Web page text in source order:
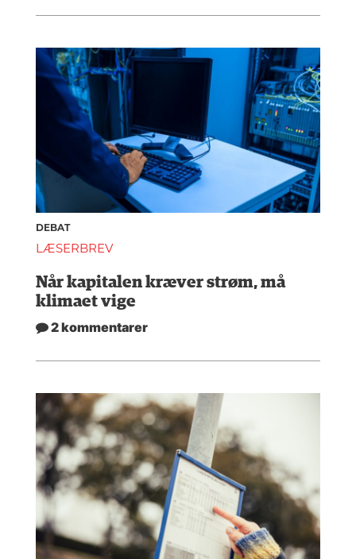
DEBAT
LÆSERBREV
Når kapitalen kræver strøm, må
klimaet vige
2 kommentarer